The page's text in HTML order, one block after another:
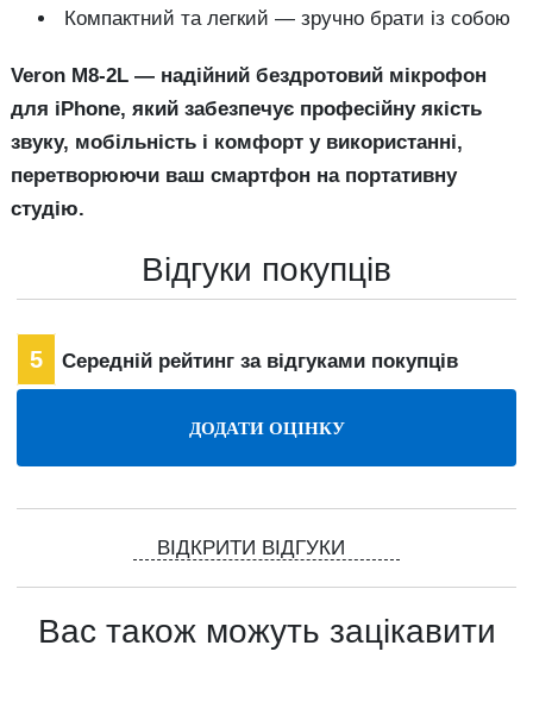
Компактний та легкий — зручно брати із собою
Veron M8-2L — надійний бездротовий мікрофон
для iPhone, який забезпечує професійну якість
звуку, мобільність і комфорт у використанні,
перетворюючи ваш смартфон на портативну
студію.
Відгуки покупців
5 Середній рейтинг за відгуками покупців
ВІДКРИТИ ВІДГУКИ
Вас також можуть зацікавити